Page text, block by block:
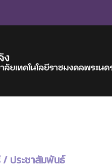
/ ประชาสัมพันธ์